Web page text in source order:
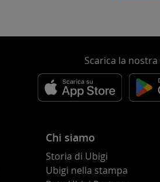
Scarica la nostra
Chi siamo
Storia di Ubigi
Ubigi nella stampa